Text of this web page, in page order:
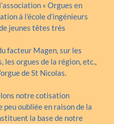
« Orgues en
à l’école d’ingénieurs
jeunes têtes très
facteur Magen, sur les
orgues de la région, etc.,
de St Nicolas.
notre cotisation
oubliée en raison de la
la base de notre